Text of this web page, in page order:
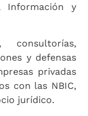
Información y
y defensas
privadas
con las NBIC,
jurídico.